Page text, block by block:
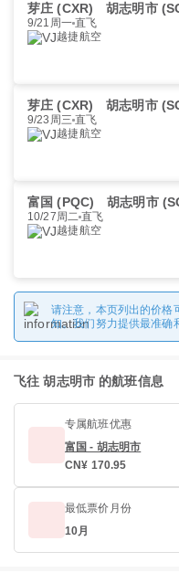
芽庄 (CXR) 胡志明市
9/21周一 直飞
越捷航空
芽庄 (CXR) 胡志明市
9/23周三 直飞
越捷航空
富国 (PQC) 胡志明市
10/27周二 直飞
越捷航空
请注意，本页列出的价格
知。我们努力提供最准确
飞往 胡志明市 的航班信息
专属航班优惠
富国 - 胡志明市
CN¥ 170.95
最低票价月份
10月